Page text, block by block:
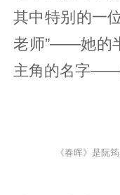
其中特别的一
老师”——她的
主角的名字——
《春晖》是阮